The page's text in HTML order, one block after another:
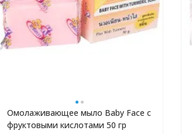
Омолаживающее мыло Baby Face с
фруктовыми кислотами 50 гр